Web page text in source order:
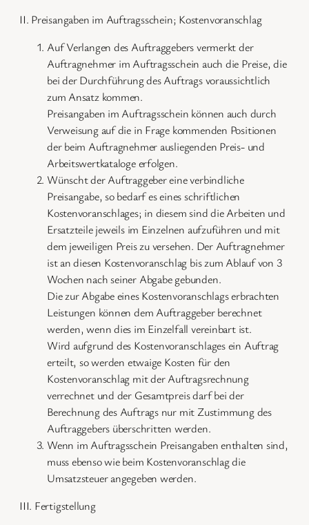
II. Preisangaben im Auftragsschein; Kostenvoranschlag
Auf Verlangen des Auftraggebers vermerkt der
Auftragnehmer im Auftragsschein auch die Preise, die
bei der Durchführung des Auftrags voraussichtlich
zum Ansatz kommen.
Preisangaben im Auftragsschein können auch durch
Verweisung auf die in Frage kommenden Positionen
der beim Auftragnehmer ausliegenden Preis- und
Arbeitswertkataloge erfolgen.
Wünscht der Auftraggeber eine verbindliche
Preisangabe, so bedarf es eines schriftlichen
Kostenvoranschlages; in diesem sind die Arbeiten und
Ersatzteile jeweils im Einzelnen aufzuführen und mit
dem jeweiligen Preis zu versehen. Der Auftragnehmer
ist an diesen Kostenvoranschlag bis zum Ablauf von 3
Wochen nach seiner Abgabe gebunden.
Die zur Abgabe eines Kostenvoranschlags erbrachten
Leistungen können dem Auftraggeber berechnet
werden, wenn dies im Einzelfall vereinbart ist.
Wird aufgrund des Kostenvoranschlages ein Auftrag
erteilt, so werden etwaige Kosten für den
Kostenvoranschlag mit der Auftragsrechnung
verrechnet und der Gesamtpreis darf bei der
Berechnung des Auftrags nur mit Zustimmung des
Auftraggebers überschritten werden.
Wenn im Auftragsschein Preisangaben enthalten sind,
muss ebenso wie beim Kostenvoranschlag die
Umsatzsteuer angegeben werden.
III. Fertigstellung